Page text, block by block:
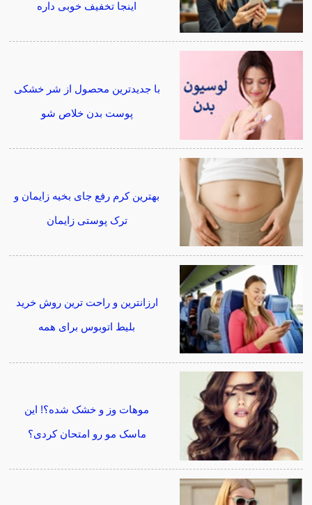
اینجا تخفیف خوبی داره
با جدیدترین محصول از شر خشکی
پوست بدن خلاص شو
بهترین کرم رفع جای بخیه زایمان و
ترک پوستی زایمان
ارزانترین و راحت ترین روش خرید
بلیط اتوبوس برای همه
موهات وز و خشک شده؟! این
ماسک مو رو امتحان کردی؟